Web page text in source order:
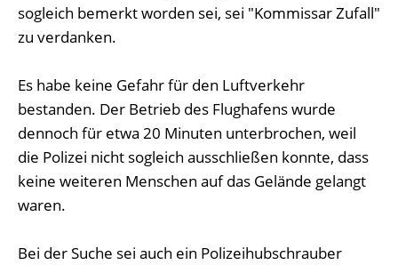
sogleich bemerkt worden sei, sei "Kommissar Zufall"
zu verdanken.
Es habe keine Gefahr für den Luftverkehr
bestanden. Der Betrieb des Flughafens wurde
dennoch für etwa 20 Minuten unterbrochen, weil
die Polizei nicht sogleich ausschließen konnte, dass
keine weiteren Menschen auf das Gelände gelangt
waren.
Bei der Suche sei auch ein Polizeihubschrauber